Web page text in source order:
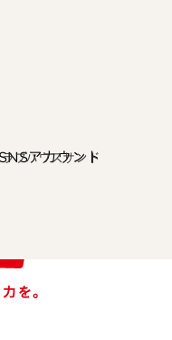
アカウント
ブハウスサンド